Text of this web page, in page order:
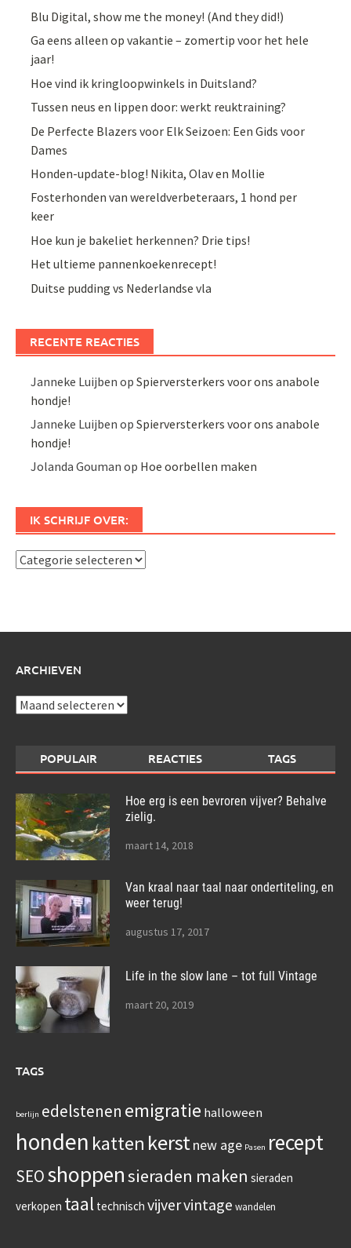
Blu Digital, show me the money! (And they did!)
Ga eens alleen op vakantie – zomertip voor het hele
jaar!
Hoe vind ik kringloopwinkels in Duitsland?
Tussen neus en lippen door: werkt reuktraining?
De Perfecte Blazers voor Elk Seizoen: Een Gids voor
Dames
Honden-update-blog! Nikita, Olav en Mollie
Fosterhonden van wereldverbeteraars, 1 hond per
keer
Hoe kun je bakeliet herkennen? Drie tips!
Het ultieme pannenkoekenrecept!
Duitse pudding vs Nederlandse vla
RECENTE REACTIES
Janneke Luijben opSpierversterkers voor ons anabole
hondje!
Janneke Luijben opSpierversterkers voor ons anabole
hondje!
Jolanda Gouman op Hoe oorbellen maken
IK SCHRIJF OVER:
Ik
ARCHIEVEN
Archieven
POPULAIR REACTIES TAGS
Hoe erg is een bevroren vijver? Behalve
zielig.
maart 14, 2018
Van kraal naar taal naar ondertiteling, en
weer terug!
augustus 17, 2017
Life in the slow lane – tot full Vintage
maart 20, 2019
TAGS
berlijn edelstenen emigratie halloween
honden katten kerstnew age Pasen recept
SEOshoppensieraden maken sieraden
verkopen taal technisch vijvervintage wandelen